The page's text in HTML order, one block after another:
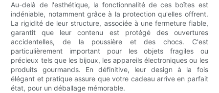
Au-delà de l'esthétique, la fonctionnalité de ces boîtes est
indéniable, notamment grâce à la protection qu'elles offrent.
La rigidité de leur structure, associée à une fermeture fiable,
garantit que leur contenu est protégé des ouvertures
accidentelles, de la poussière et des chocs. C'est
particulièrement important pour les objets fragiles ou
précieux tels que les bijoux, les appareils électroniques ou les
produits gourmands. En définitive, leur design à la fois
élégant et pratique assure que votre cadeau arrive en parfait
état, pour un déballage mémorable.